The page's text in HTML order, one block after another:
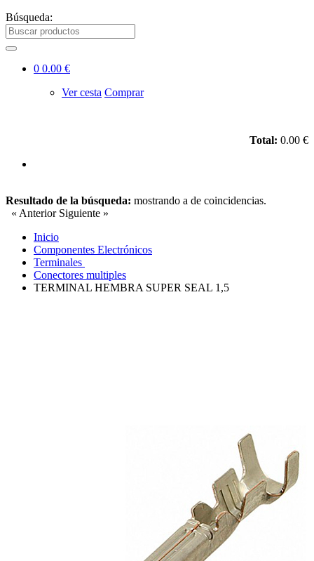
Búsqueda:
0 0.00 €
Ver cesta Comprar
Total: 0.00 €
Resultado de la búsqueda: mostrando a de coincidencias.
« Anterior Siguiente »
Inicio
Componentes Electrónicos
Terminales
Conectores multiples
TERMINAL HEMBRA SUPER SEAL 1,5